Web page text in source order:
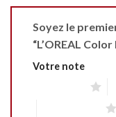
Soyez le
“L’OREAL
Votre note